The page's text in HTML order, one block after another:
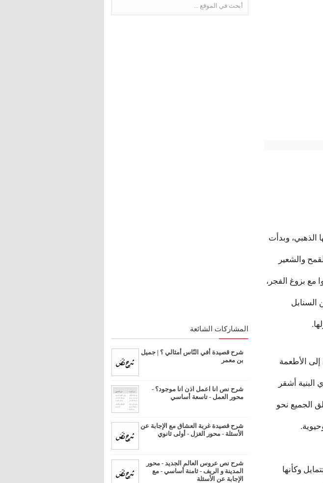
وبدأت
والشعير
مع بزوغ الفجر،
السنابل
الأطعمة
أشقر
الجميع نحو
وكأنها
المشاركات الشائعة
شرح قصيدة أفي النّاس أمثالي ؟ | جميل
بن معمر
شرح نص انا اعمل اذن انا موجود؟ -
محور العمل - تاسعة أساسي
شرح قصيدة غربة العشاق مع الإجابة عن
الأسئلة - محور الغزل - أولى ثانوي
شرح نص عروس العالم الجديد - محور
المدينة و الريف - ثامنة أساسي - مع
الإجابة عن الأسئلة